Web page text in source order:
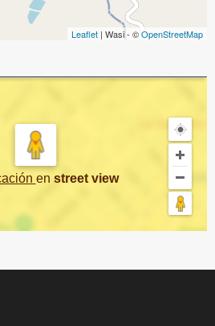
Leaflet | Wasi - ©OpenStreetMap
en street view